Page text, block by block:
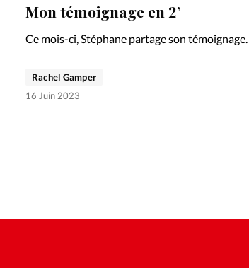
Mon témoignage en 2’
Ce mois-ci, Stéphane partage son témoignage.
Rachel Gamper
16 Juin 2023